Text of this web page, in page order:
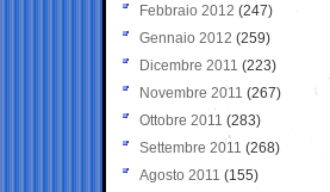
Febbraio 2012 (247)
Gennaio 2012 (259)
Dicembre 2011 (223)
Novembre 2011 (267)
Ottobre 2011 (283)
Settembre 2011 (268)
Agosto 2011 (155)